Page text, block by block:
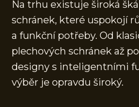
Na trhu existuje široká
schránek, které uspokojí
a funkční potřeby. Od
plechových schránek až
designy s inteligentními
výběr je opravdu široký.